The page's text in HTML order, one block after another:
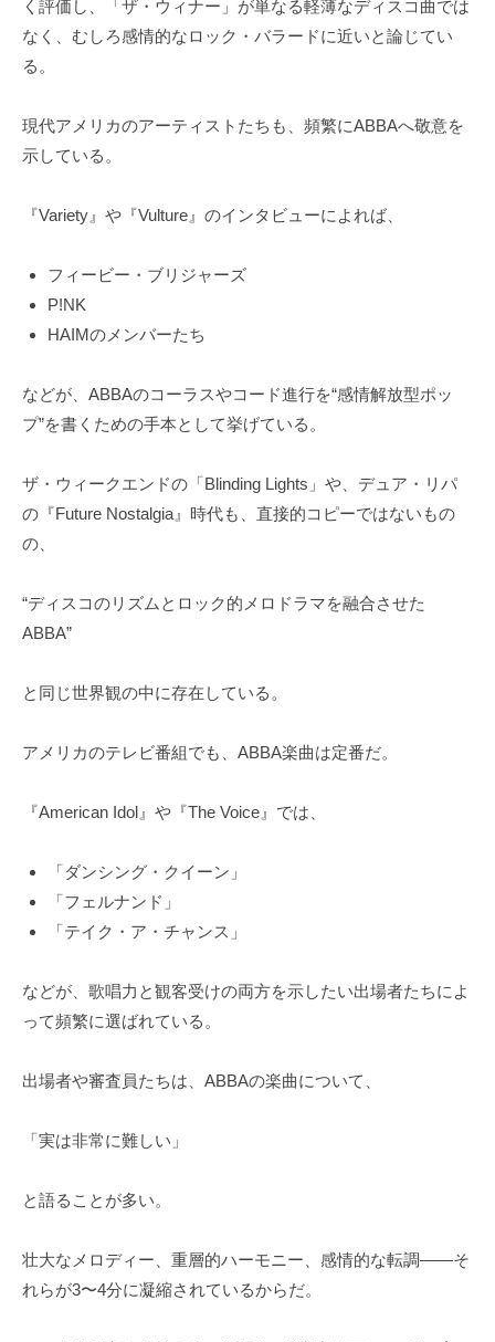
く評価し、「ザ・ウィナー」が単なる軽薄なディスコ曲では
なく、むしろ感情的なロック・バラードに近いと論じてい
る。
現代アメリカのアーティストたちも、頻繁にABBAへ敬意を
示している。
『Variety』や『Vulture』のインタビューによれば、
フィービー・ブリジャーズ
P!NK
HAIMのメンバーたち
などが、ABBAのコーラスやコード進行を“感情解放型ポッ
プ”を書くための手本として挙げている。
ザ・ウィークエンドの「Blinding Lights」や、デュア・リパ
の『Future Nostalgia』時代も、直接的コピーではないもの
の、
“ディスコのリズムとロック的メロドラマを融合させた
ABBA”
と同じ世界観の中に存在している。
アメリカのテレビ番組でも、ABBA楽曲は定番だ。
『American Idol』や『The Voice』では、
「ダンシング・クイーン」
「フェルナンド」
「テイク・ア・チャンス」
などが、歌唱力と観客受けの両方を示したい出場者たちによ
って頻繁に選ばれている。
出場者や審査員たちは、ABBAの楽曲について、
「実は非常に難しい」
と語ることが多い。
壮大なメロディー、重層的ハーモニー、感情的な転調――そ
れらが3〜4分に凝縮されているからだ。